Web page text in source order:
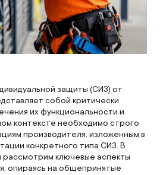
защиты (СИЗ) от
собой критически
их функциональности и
контексте необходимо строго
производителя, изложенным в
конкретного типа СИЗ. В
рассмотрим ключевые аспекты
опираясь на общепринятые